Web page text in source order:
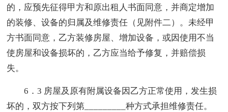
的，应预先征得甲方和原出租人书面同意，并商定增加
的装修、设备的归属及维修责任（见附件二）。未经甲
方书面同意，乙方装修房屋、增加设备，或因使用不当
使房屋和设备损坏的，乙方应当给予修复，并赔偿损
失。
6．3 房屋及原有附属设备因乙方正常使用，发生损
坏的，双方按下列第_________种方式承担维修责任。